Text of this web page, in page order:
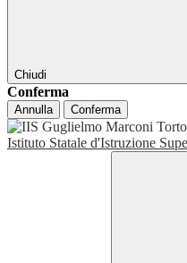
Chiudi
Conferma
Annulla Conferma
Istituto Statale d'Istruzione